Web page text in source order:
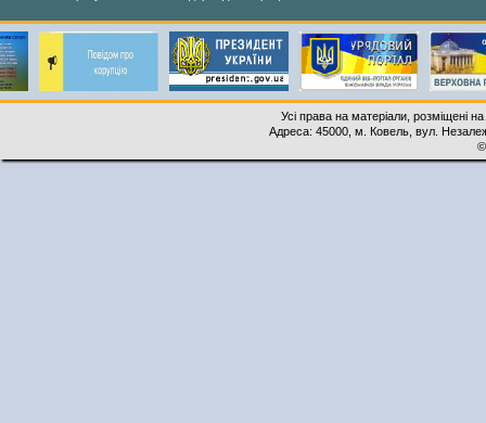
Усі права на матеріали, розміщені
Адреса: 45000, м. Ковель, вул.